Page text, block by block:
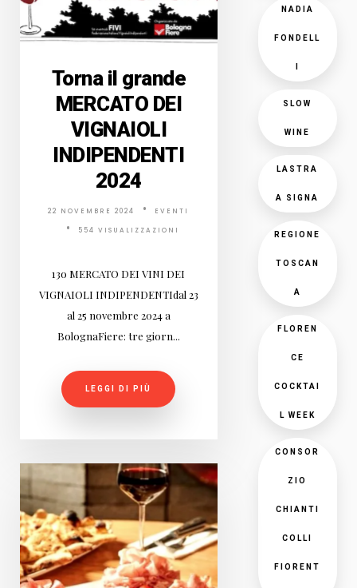
Torna il grande
MERCATO DEI
VIGNAIOLI
INDIPENDENTI
2024
22 NOVEMBRE 2024 EVENTI
554 VISUALIZZAZIONI
13o MERCATO DEI VINI DEI
VIGNAIOLI INDIPENDENTIdal 23
al 25 novembre 2024 a
BolognaFiere: tre giorn...
LEGGI DI PIÙ
NADIA
FONDELL
SLOW
WINE
LASTRA
A SIGNA
REGIONE
TOSCAN
A
FLOREN
CE
COCKTAI
L WEEK
CONSOR
ZIO
CHIANTI
COLLI
FIORENT